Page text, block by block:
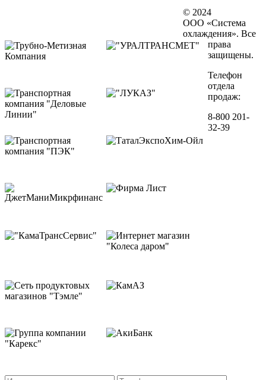
© 2024 ООО «Система охлаждения».
Все права защищены.
Телефон отдела
продаж:
8-800 201-32-39